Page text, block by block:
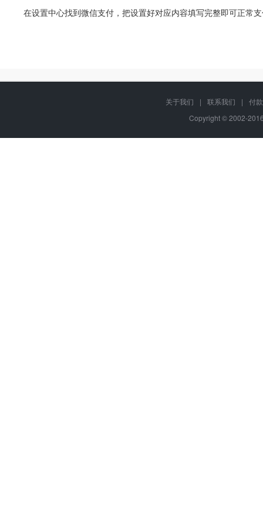
在设置中心找到微信支付，把设置好对应内容填写完整即可正常
关于我们 | 联系我们 |
付
Copyright © 2002-